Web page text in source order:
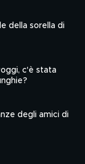
della sorella di
c'è stata
degli amici di